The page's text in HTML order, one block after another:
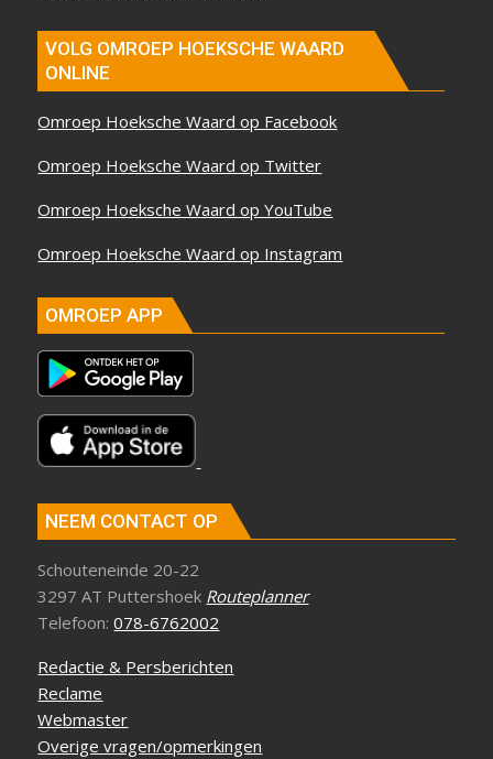
VOLG OMROEP HOEKSCHE WAARD
ONLINE
Omroep Hoeksche Waard op Facebook
Omroep Hoeksche Waard op Twitter
Omroep Hoeksche Waard op YouTube
Omroep Hoeksche Waard op Instagram
OMROEP APP
NEEM CONTACT OP
Schouteneinde 20-22
3297 AT Puttershoek Routeplanner
Telefoon:078-6762002
Redactie & Persberichten
Reclame
Webmaster
Overige vragen/opmerkingen